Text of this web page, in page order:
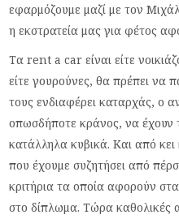
εφαρμόζουμε μαζί με τον
η εκστρατεία μας για φέτος
Τα rent a car είναι είτε
είτε γουρούνες, θα πρέπει να
τους ενδιαφέρει καταρχάς, ο
οπωσδήποτε κράνος, να έχουν
κατάλληλα κυβικά. Και από
που έχουμε συζητήσει από
κριτήρια τα οποία αφορούν
στο δίπλωμα. Τώρα καθολικές